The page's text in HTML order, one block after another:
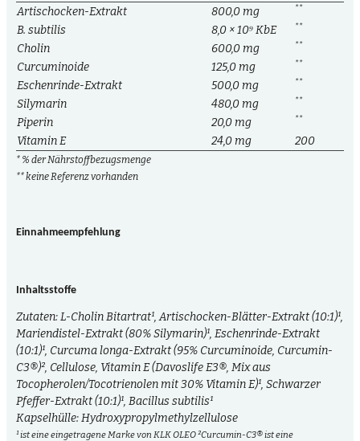
Artischocken-Extrakt 800,0 mg **
B. subtilis 8,0 × 10⁹ KbE **
Cholin 600,0 mg **
Curcuminoide 125,0 mg **
Eschenrinde-Extrakt 500,0 mg **
Silymarin 480,0 mg **
Piperin 20,0 mg **
Vitamin E 24,0 mg 200
* % der Nährstoffbezugsmenge
** keine Referenz vorhanden
Einnahmeempfehlung
Inhaltsstoffe
Zutaten: L-Cholin Bitartrat¹, Artischocken-Blätter-Extrakt (10:1)¹,
Mariendistel-Extrakt (80% Silymarin)¹, Eschenrinde-Extrakt
(10:1)¹, Curcuma longa-Extrakt (95% Curcuminoide, Curcumin-
C3®)², Cellulose, Vitamin E (Davoslife E3®, Mix aus
Tocopherolen/Tocotrienolen mit 30% Vitamin E)¹, Schwarzer
Pfeffer-Extrakt (10:1)¹, Bacillus subtilis¹
Kapselhülle: Hydroxypropylmethylzellulose
¹ ist eine eingetragene Marke von KLK OLEO ²Curcumin-C3® ist eine